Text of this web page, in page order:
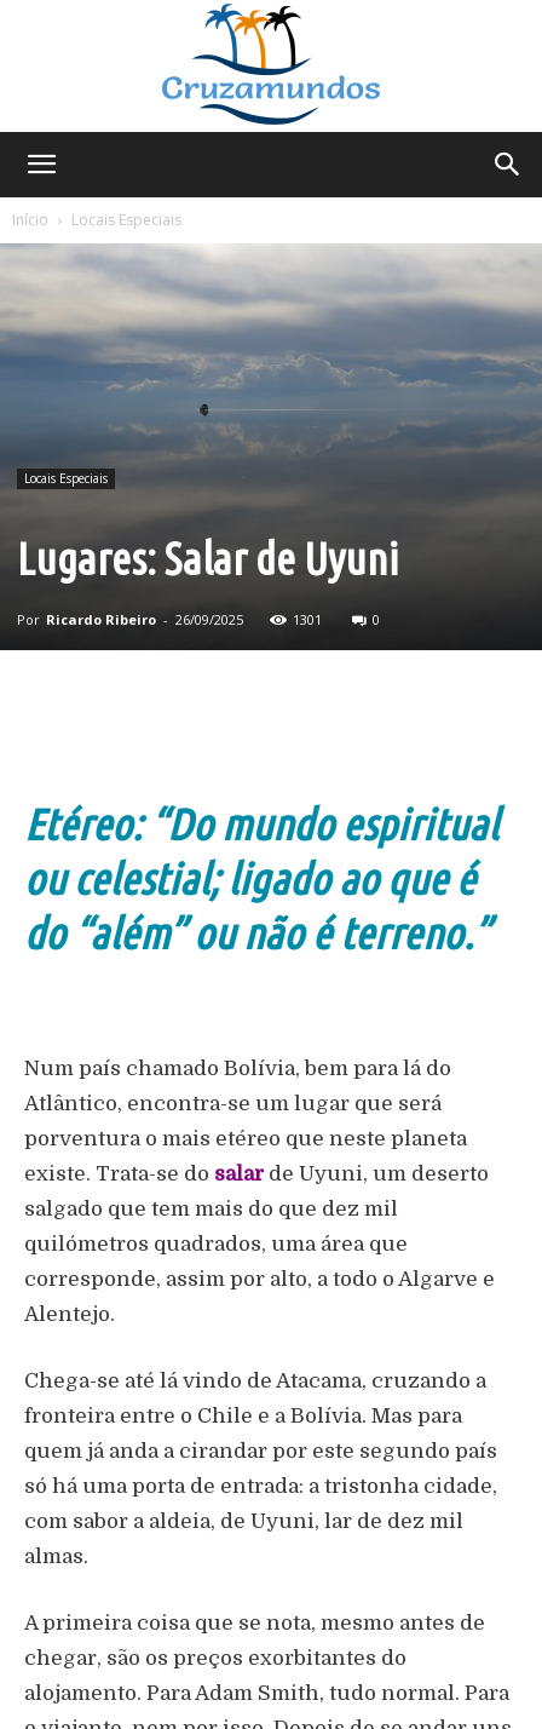
Início
Locais Especiais
Locais Especiais
Lugares: Salar de Uyuni
Por Ricardo Ribeiro - 26/09/2025 1301 0
Etéreo: “Do mundo espiritual
ou celestial; ligado ao que é
do “além” ou não é terreno.”
Num país chamado Bolívia, bem para lá do
Atlântico, encontra-se um lugar que será
porventura o mais etéreo que neste planeta
existe. Trata-se do salarde Uyuni, um deserto
salgado que tem mais do que dez mil
quilómetros quadrados, uma área que
corresponde, assim por alto, a todo o Algarve e
Alentejo.
Chega-se até lá vindo de Atacama, cruzando a
fronteira entre o Chile e a Bolívia. Mas para
quem já anda a cirandar por este segundo país
só há uma porta de entrada: a tristonha cidade,
com sabor a aldeia, de Uyuni, lar de dez mil
almas.
A primeira coisa que se nota, mesmo antes de
chegar, são os preços exorbitantes do
alojamento. Para Adam Smith, tudo normal. Para